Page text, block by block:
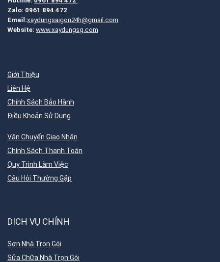
Zalo: 0961 894 472
Email:xaydungsaigon24h@gmail.com
Website: www.xaydungsg.com
Giới Thiệu
Liên Hệ
Chính Sách Bảo Hành
Điều Khoản Sử Dụng
Vận Chuyển Giao Nhận
Chính Sách Thanh Toán
Quy Trình Làm Việc
Câu Hỏi Thường Gặp
DỊCH VỤ CHÍNH
Sơn Nhà Trọn Gói
Sửa Chữa Nhà Trọn Gói